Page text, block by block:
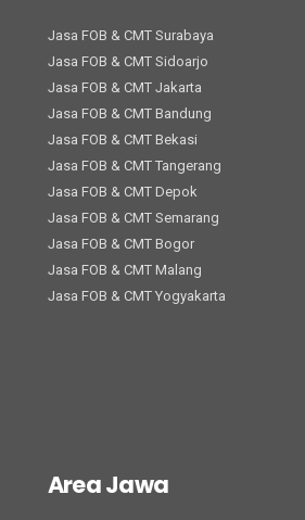
Jasa FOB & CMT Surabaya
Jasa FOB & CMT Sidoarjo
Jasa FOB & CMT Jakarta
Jasa FOB & CMT Bandung
Jasa FOB & CMT Bekasi
Jasa FOB & CMT Tangerang
Jasa FOB & CMT Depok
Jasa FOB & CMT Semarang
Jasa FOB & CMT Bogor
Jasa FOB & CMT Malang
Jasa FOB & CMT Yogyakarta
Area Jawa